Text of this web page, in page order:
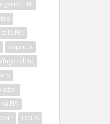
FIA
FIA
copiloto
piloto
FIA
OMP
ONE-S